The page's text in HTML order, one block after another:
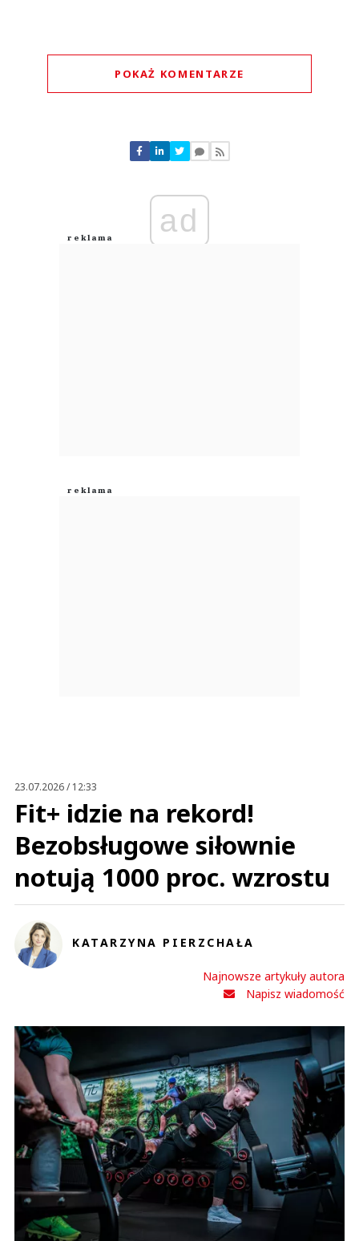
POKAŻ KOMENTARZE
Nie znaleziono komentarzy
Zostaw swoje komentarze
Anuluj
ad
23.07.2026 / 12:33
Fit+ idzie na rekord!
Bezobsługowe siłownie
notują 1000 proc. wzrostu
KATARZYNA PIERZCHAŁA
Najnowsze artykuły autora
Napisz wiadomość